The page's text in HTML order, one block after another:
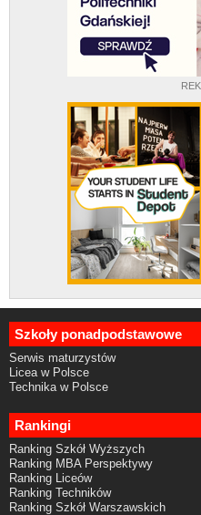
Szkoły ponadpodstawowe
Serwis maturzystów
Licea w Polsce
Technika w Polsce
Rankingi
Ranking Szkół Wyższych
Ranking MBA Perspektywy
Ranking Liceów
Ranking Techników
Ranking Szkół Warszawskich